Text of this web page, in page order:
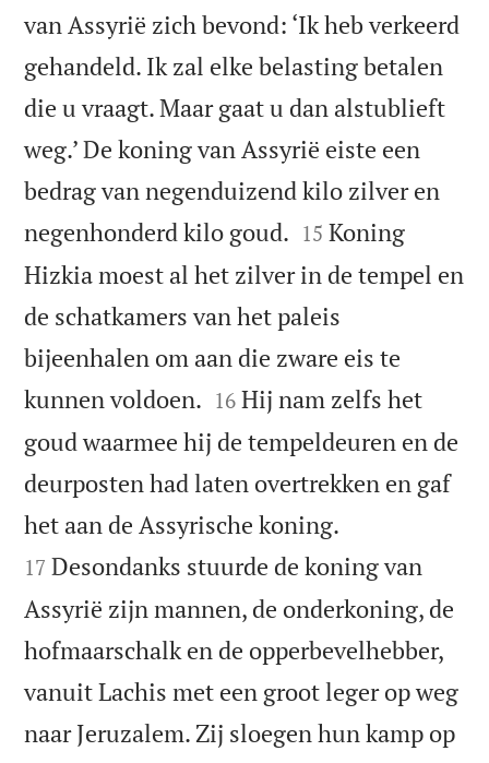
van Assyrië zich bevond: ‘Ik heb verkeerd
gehandeld. Ik zal elke belasting betalen
die u vraagt. Maar gaat u dan alstublieft
weg.’ De koning van Assyrië eiste een
bedrag van negenduizend kilo zilver en
negenhonderd kilo goud. 

15 Koning
Hizkia moest al het zilver in de tempel en
de schatkamers van het paleis
bijeenhalen om aan die zware eis te
kunnen voldoen. 

16 Hij nam zelfs het
goud waarmee hij de tempeldeuren en de
deurposten had laten overtrekken en gaf
het aan de Assyrische koning.
17 Desondanks stuurde de koning van
Assyrië zijn mannen, de onderkoning, de
hofmaarschalk en de opperbevelhebber,
vanuit Lachis met een groot leger op weg
naar Jeruzalem. Zij sloegen hun kamp op